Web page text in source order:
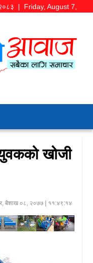
| Friday, August 7,
युवकको खोजी
बैशाख ०८, २०७७ | ११:४९:१४